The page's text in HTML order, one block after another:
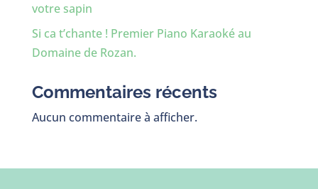
votre sapin
Si ca t’chante ! Premier Piano Karaoké au
Domaine de Rozan.
Commentaires récents
Aucun commentaire à afficher.